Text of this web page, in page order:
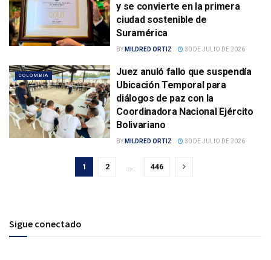
y se convierte en la primera
ciudad sostenible de
Suramérica
BY MILDRED ORTIZ 30 DE JULIO DE 2026
COLOMBIA
Juez anuló fallo que suspendía
Ubicación Temporal para
diálogos de paz con la
Coordinadora Nacional Ejército
Bolivariano
BY MILDRED ORTIZ 30 DE JULIO DE 2026
1 2 … 446
Sigue conectado